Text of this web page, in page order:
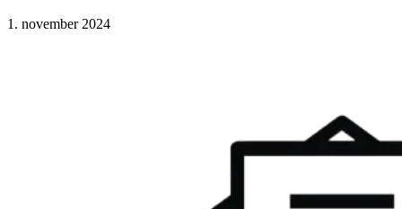
1. november 2024